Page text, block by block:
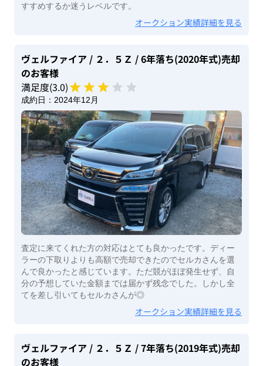
すすめするか迷うレベルです。
オークション実績詳細を見る
ヴェルファイア / ２．５Ｚ / 6年落ち(2020年式)売却
のお客様
満足度(3.0)
成約日： 2024年12月
査定に来てくれた方の対応はとても良かったです。ディー
ラーの下取りよりも高額で売却できたのでセルカさんを選
んで良かったと感じています。ただ競がほぼ発生せず、自
分の予想していた金額までは届かず残念でした。しかし全
てを差し引いてもセルカさんが◎
オークション実績詳細を見る
ヴェルファイア / ２．５Ｚ / 7年落ち(2019年式)売却
のお客様